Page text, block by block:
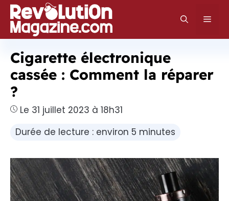
Aller
au
contenu
Cigarette électronique
cassée : Comment la réparer
?
Le 31 juillet 2023 à 18h31
Durée de lecture : environ 5 minutes